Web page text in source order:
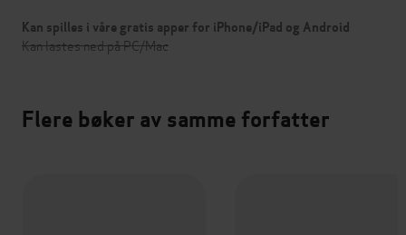
Kan spilles i våre gratis apper for iPhone/iPad og Android
Kan lastes ned på PC/Mac
Flere bøker av samme forfatter